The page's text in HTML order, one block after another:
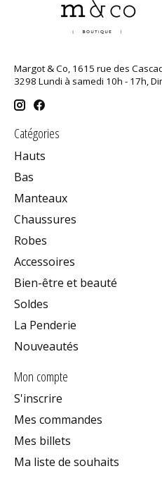
Margot & Co, 1615 rue des
3298 Lundi à samedi 10h - 17h,
Catégories
Hauts
Bas
Manteaux
Chaussures
Robes
Accessoires
Bien-être et beauté
Soldes
La Penderie
Nouveautés
Mon compte
S'inscrire
Mes commandes
Mes billets
Ma liste de souhaits